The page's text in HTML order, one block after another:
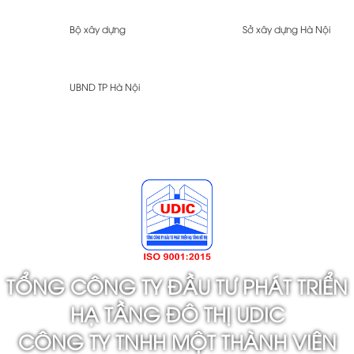
Bộ xây dựng Sở xây dựng Hà Nội
UBND TP Hà Nội
TỔNG CÔNG TY ĐẦU TƯ PHÁT TRIỂN
HẠ TẦNG ĐÔ THỊ UDIC
CÔNG TY TNHH MỘT THÀNH VIÊN